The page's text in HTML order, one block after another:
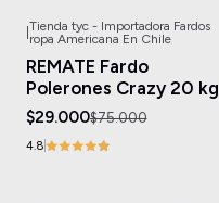
-61%OFF
Tienda tyc - Importadora Fardos
ropa Americana En Chile
REMATE Fardo
Polerones Crazy 20 kg
$29.000$75.000
4.8